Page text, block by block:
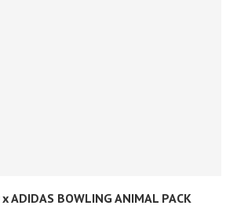
ADIDAS BOWLING ANIMAL PACK